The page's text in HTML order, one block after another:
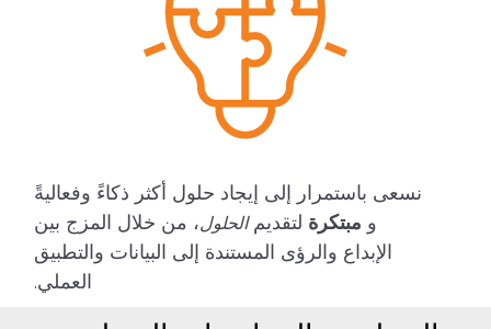
نسعى باستمرار إلى إيجاد حلول أكثر ذكاءً وفعاليةً
و مبتكرة لتقديمالحلول، من خلال المزج بين
الإبداع والرؤى المستندة إلى البيانات والتطبيق
العملي.